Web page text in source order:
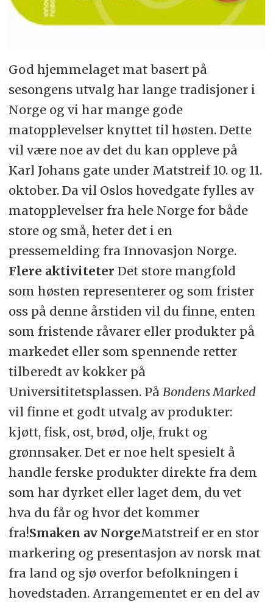
God hjemmelaget mat basert på
sesongens utvalg har lange tradisjoner i
Norge og vi har mange gode
matopplevelser knyttet til høsten. Dette
vil være noe av det du kan oppleve på
Karl Johans gate under Matstreif 10. og 11.
oktober. Da vil Oslos hovedgate fylles av
matopplevelser fra hele Norge for både
store og små, heter det i en
pressemelding fra Innovasjon Norge.
Flere aktiviteter Det store mangfold
som høsten representerer og som frister
oss på denne årstiden vil du finne, enten
som fristende råvarer eller produkter på
markedet eller som spennende retter
tilberedt av kokker på
Universititetsplassen. På Bondens Marked
vil finne et godt utvalg av produkter:
kjøtt, fisk, ost, brød, olje, frukt og
grønnsaker. Det er noe helt spesielt å
handle ferske produkter direkte fra dem
som har dyrket eller laget dem, du vet
hva du får og hvor det kommer
fra!Smaken av NorgeMatstreif er en stor
markering og presentasjon av norsk mat
fra land og sjø overfor befolkningen i
hovedstaden. Arrangementet er en del av